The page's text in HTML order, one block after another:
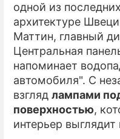
одной из
архитектуре
Маттин, главный
Центральная
напоминает
автомобиля". С
взгляд лампами
поверхностью,
интерьер